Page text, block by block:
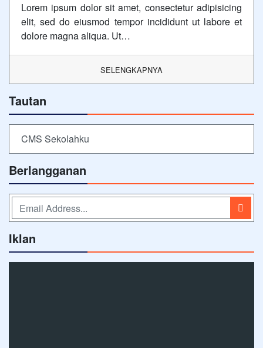
Lorem ipsum dolor sit amet, consectetur adipisicing
elit, sed do eiusmod tempor incididunt ut labore et
dolore magna aliqua. Ut…
SELENGKAPNYA
Tautan
CMS Sekolahku
Berlangganan
Iklan